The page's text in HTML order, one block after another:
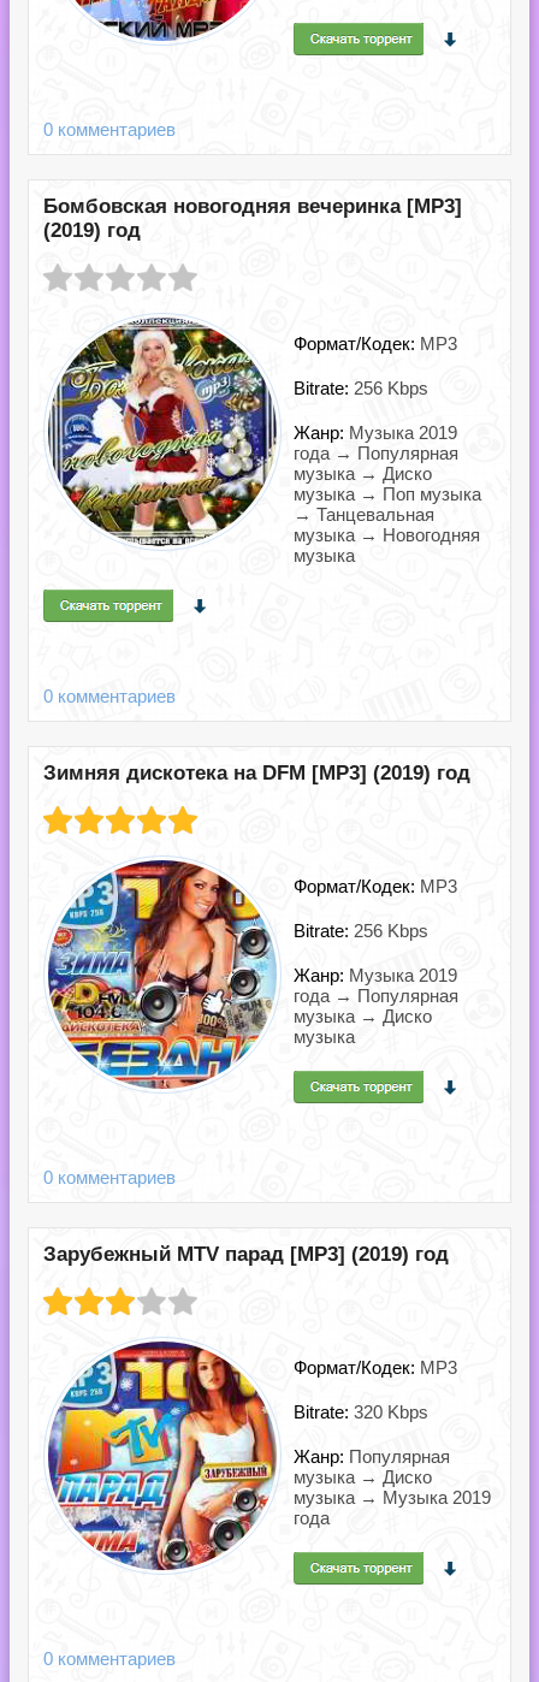
0 комментариев
Бомбовская новогодняя вечеринка [MP3]
(2019) год
Формат/Кодек: MP3
Bitrate: 256 Kbps
Жанр: Музыка 2019
года → Популярная
музыка → Диско
музыка → Поп музыка
→ Танцевальная
музыка → Новогодняя
музыка
0 комментариев
Зимняя дискотека на DFM [MP3] (2019) год
Формат/Кодек: MP3
Bitrate: 256 Kbps
Жанр: Музыка 2019
года → Популярная
музыка → Диско
музыка
0 комментариев
Зарубежный MTV парад [MP3] (2019) год
Формат/Кодек: MP3
Bitrate: 320 Kbps
Жанр: Популярная
музыка → Диско
музыка → Музыка 2019
года
0 комментариев